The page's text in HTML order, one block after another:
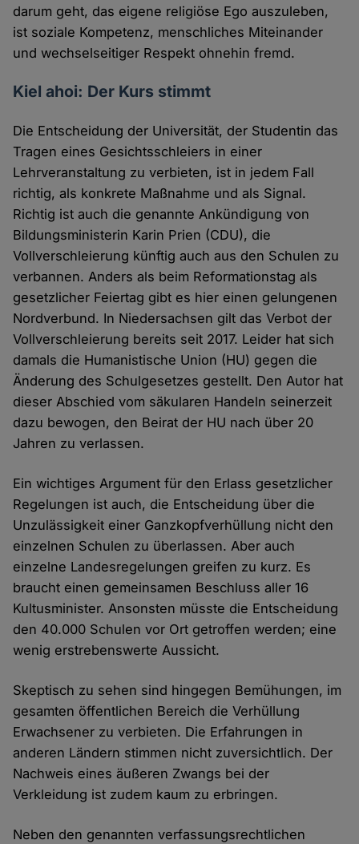
darum geht, das eigene religiöse Ego auszuleben,
ist soziale Kompetenz, menschliches Miteinander
und wechselseitiger Respekt ohnehin fremd.
Kiel ahoi: Der Kurs stimmt
Die Entscheidung der Universität, der Studentin das
Tragen eines Gesichtsschleiers in einer
Lehrveranstaltung zu verbieten, ist in jedem Fall
richtig, als konkrete Maßnahme und als Signal.
Richtig ist auch die genannte Ankündigung von
Bildungsministerin Karin Prien (CDU), die
Vollverschleierung künftig auch aus den Schulen zu
verbannen. Anders als beim Reformationstag als
gesetzlicher Feiertag gibt es hier einen gelungenen
Nordverbund. In Niedersachsen gilt das Verbot der
Vollverschleierung bereits seit 2017. Leider hat sich
damals die Humanistische Union (HU) gegen die
Änderung des Schulgesetzes gestellt. Den Autor hat
dieser Abschied vom säkularen Handeln seinerzeit
dazu bewogen, den Beirat der HU nach über 20
Jahren zu verlassen.
Ein wichtiges Argument für den Erlass gesetzlicher
Regelungen ist auch, die Entscheidung über die
Unzulässigkeit einer Ganzkopfverhüllung nicht den
einzelnen Schulen zu überlassen. Aber auch
einzelne Landesregelungen greifen zu kurz. Es
braucht einen gemeinsamen Beschluss aller 16
Kultusminister. Ansonsten müsste die Entscheidung
den 40.000 Schulen vor Ort getroffen werden; eine
wenig erstrebenswerte Aussicht.
Skeptisch zu sehen sind hingegen Bemühungen, im
gesamten öffentlichen Bereich die Verhüllung
Erwachsener zu verbieten. Die Erfahrungen in
anderen Ländern stimmen nicht zuversichtlich. Der
Nachweis eines äußeren Zwangs bei der
Verkleidung ist zudem kaum zu erbringen.
Neben den genannten verfassungsrechtlichen